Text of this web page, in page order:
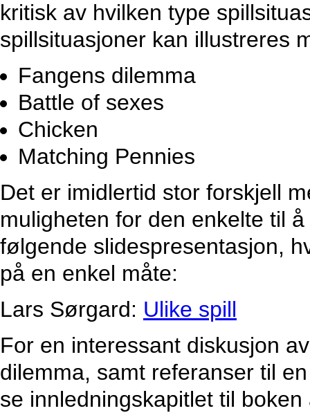
kritisk av hvilken type
spillsituasjoner kan illustreres
Fangens dilemma
Battle of sexes
Chicken
Matching Pennies
Det er imidlertid stor forskjell
muligheten for den enkelte til
følgende slidespresentasjon,
på en enkel måte:
Lars Sørgard: Ulike spill
For en interessant diskusjon
dilemma, samt referanser til
se innledningskapitlet til